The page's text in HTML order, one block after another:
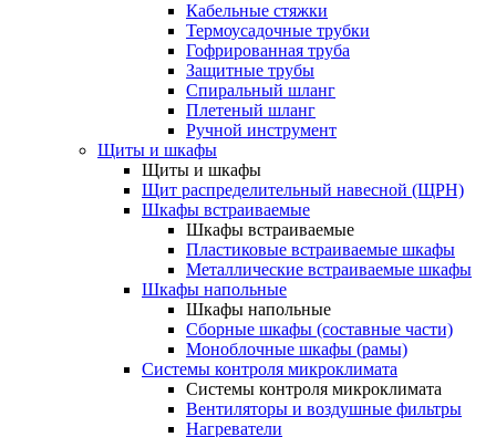
Кабельные стяжки
Термоусадочные трубки
Гофрированная труба
Защитные трубы
Спиральный шланг
Плетеный шланг
Ручной инструмент
Щиты и шкафы
Щиты и шкафы
Щит распределительный навесной (ЩРН)
Шкафы встраиваемые
Шкафы встраиваемые
Пластиковые встраиваемые шкафы
Металлические встраиваемые шкафы
Шкафы напольные
Шкафы напольные
Сборные шкафы (составные части)
Моноблочные шкафы (рамы)
Системы контроля микроклимата
Системы контроля микроклимата
Вентиляторы и воздушные фильтры
Нагреватели